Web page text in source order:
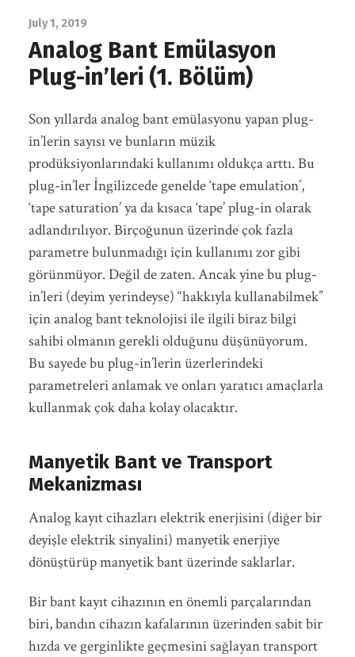
July 1, 2019
Analog Bant Emülasyon
Plug-in’leri (1. Bölüm)
Son yıllarda analog bant emülasyonu yapan plug-
in’lerin sayısı ve bunların müzik
prodüksiyonlarındaki kullanımı oldukça arttı. Bu
plug-in’ler İngilizcede genelde ‘tape emulation’,
‘tape saturation’ ya da kısaca ‘tape’ plug-in olarak
adlandırılıyor. Birçoğunun üzerinde çok fazla
parametre bulunmadığı için kullanımı zor gibi
görünmüyor. Değil de zaten. Ancak yine bu plug-
in’leri (deyim yerindeyse) “hakkıyla kullanabilmek”
için analog bant teknolojisi ile ilgili biraz bilgi
sahibi olmanın gerekli olduğunu düşünüyorum.
Bu sayede bu plug-in’lerin üzerlerindeki
parametreleri anlamak ve onları yaratıcı amaçlarla
kullanmak çok daha kolay olacaktır.
Manyetik Bant ve Transport
Mekanizması
Analog kayıt cihazları elektrik enerjisini (diğer bir
deyişle elektrik sinyalini) manyetik enerjiye
dönüştürüp manyetik bant üzerinde saklarlar.
Bir bant kayıt cihazının en önemli parçalarından
biri, bandın cihazın kafalarının üzerinden sabit bir
hızda ve gerginlikte geçmesini sağlayan transport